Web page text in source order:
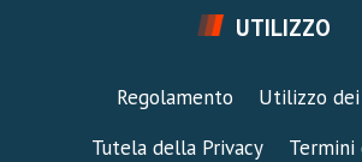
UTILIZZO
Regolamento
Utilizzo dei
Tutela della Privacy
Termini